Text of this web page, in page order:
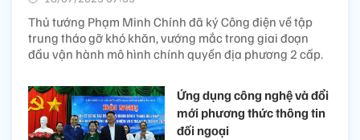
Thủ tướng Phạm Minh Chính đã ký Công điện về tập
trung tháo gỡ khó khăn, vướng mắc trong giai đoạn
đầu vận hành mô hình chính quyền địa phương 2 cấp.
Ứng dụng công nghệ và đổi
mới phương thức thông tin
đối ngoại